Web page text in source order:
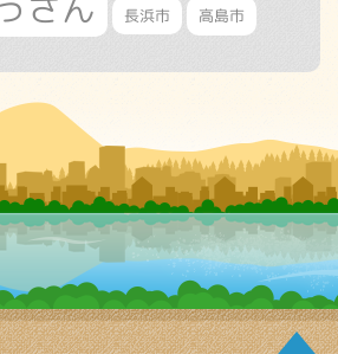
長浜市 高島市